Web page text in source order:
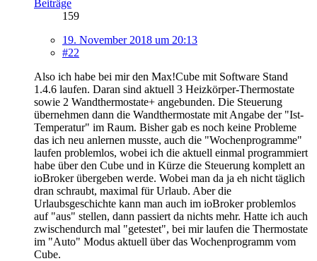
Beiträge
159
19. November 2018 um 20:13
#22
Also ich habe bei mir den Max!Cube mit Software Stand
1.4.6 laufen. Daran sind aktuell 3 Heizkörper-Thermostate
sowie 2 Wandthermostate+ angebunden. Die Steuerung
übernehmen dann die Wandthermostate mit Angabe der "Ist-
Temperatur" im Raum. Bisher gab es noch keine Probleme
das ich neu anlernen musste, auch die "Wochenprogramme"
laufen problemlos, wobei ich die aktuell einmal programmiert
habe über den Cube und in Kürze die Steuerung komplett an
ioBroker übergeben werde. Wobei man da ja eh nicht täglich
dran schraubt, maximal für Urlaub. Aber die
Urlaubsgeschichte kann man auch im ioBroker problemlos
auf "aus" stellen, dann passiert da nichts mehr. Hatte ich auch
zwischendurch mal "getestet", bei mir laufen die Thermostate
im "Auto" Modus aktuell über das Wochenprogramm vom
Cube.